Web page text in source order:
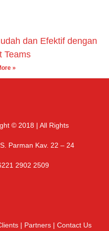
dan Efektif dengan
Teams
»
© 2018 | All Rights
Parman Kav. 22 – 24
2902 2509
Partners Contact Us